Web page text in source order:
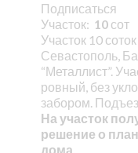
Подписаться
Участок: 10 сот
Участок 10
Севастополь,
“Металлист”.
ровный, без
забором.
На участок
решение о
дома.